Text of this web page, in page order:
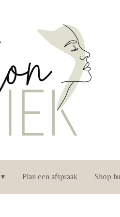
Plan een afspraak Shop